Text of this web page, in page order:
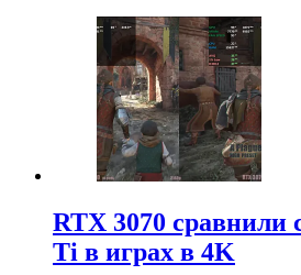
RTX 3070 сравнили
Ti в играх в 4K